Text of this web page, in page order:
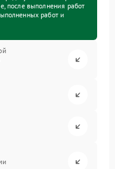
после выполнения работ
работ и